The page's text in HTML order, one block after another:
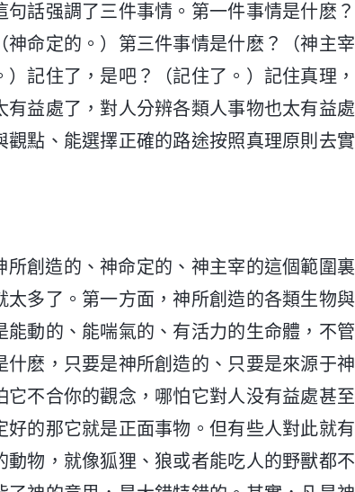
話强調了三件事情。第一件事情是什麽？
神命定的。）第三件事情是什麽？（神主宰
記住了，是吧？（記住了。）記住真理，
益處了，對人分辨各類人事物也太有益處
點、能選擇正確的路途按照真理原則去實
創造的、神命定的、神主宰的這個範圍裏
多了。第一方面，神所創造的各類生物與
動的、能喘氣的、有活力的生命體，不管
麽，只要是神所創造的、只要是來源于神
不合你的觀念，哪怕它對人没有益處甚至
的那它就是正面事物。但有些人對此就有
物，就像狐狸、狼或者能吃人的野獸都不